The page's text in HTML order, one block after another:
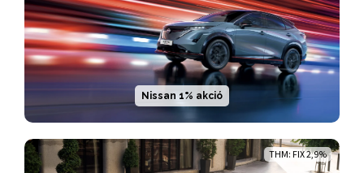
Nissan 1% akció
THM: FIX 2,9%